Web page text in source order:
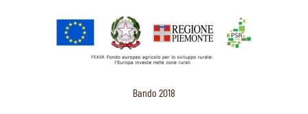
Bando 2018